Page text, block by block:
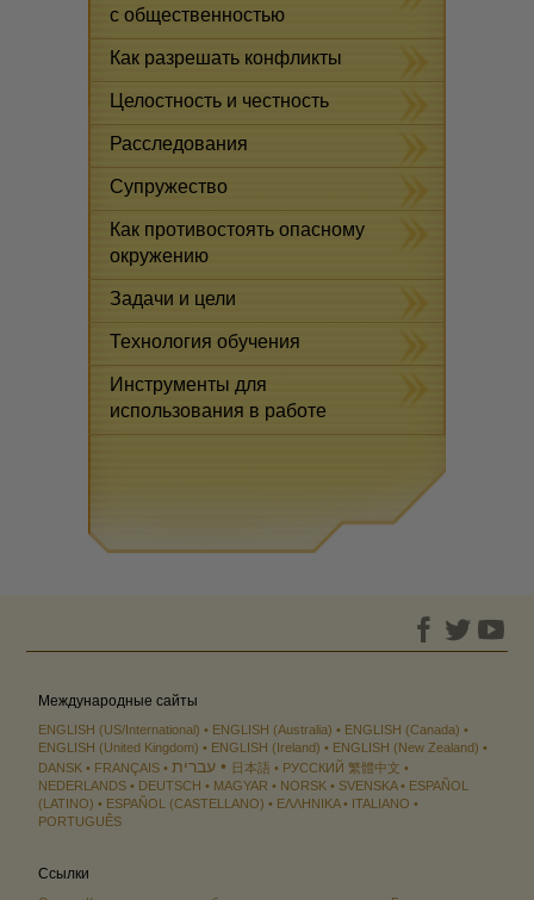
с общественностью
Как разрешать конфликты
Целостность и честность
Расследования
Супружество
Как противостоять опасному
окружению
Задачи и цели
Технология обучения
Инструменты для
использования в работе
Международные сайты
ENGLISH (US/International) ENGLISH (Australia)
ENGLISH (Canada)
ENGLISH (United Kingdom)
ENGLISH (Ireland)
ENGLISH (New Zealand)
DANSK
FRANÇAIS עברית 日本語 РУССКИЙ 繁體中文
NEDERLANDS
DEUTSCH MAGYAR NORSK SVENSKA
ESPAÑOL
(LATINO)
ESPAÑOL (CASTELLANO) ΕΛΛΗΝΙΚA
ITALIANO
PORTUGUÊS
Ссылки